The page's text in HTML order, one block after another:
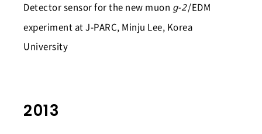
Detector sensor for the new muon g-2/EDM
experiment at J-PARC, Minju Lee, Korea
University
2013